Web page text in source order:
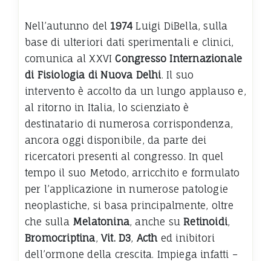
Nell’autunno del 1974 Luigi DiBella, sulla
base di ulteriori dati sperimentali e clinici,
comunica al XXVICongresso Internazionale
di Fisiologia di Nuova Delhi. Il suo
intervento è accolto da un lungo applauso e,
al ritorno in Italia, lo scienziato è
destinatario di numerosa corrispondenza,
ancora oggi disponibile, da parte dei
ricercatori presenti al congresso. In quel
tempo il suo Metodo, arricchito e formulato
per l’applicazione in numerose patologie
neoplastiche, si basa principalmente, oltre
che sulla Melatonina, anche suRetinoidi,
Bromocriptina,Vit. D3, Acth ed inibitori
dell’ormone della crescita. Impiega infatti –